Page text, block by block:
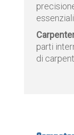
essenziali.
parti
di